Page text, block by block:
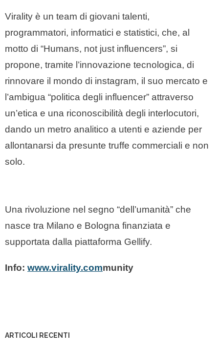
Virality è un team di giovani talenti,
programmatori, informatici e statistici, che, al
motto di “Humans, not just influencers”, si
propone, tramite l’innovazione tecnologica, di
rinnovare il mondo di instagram, il suo mercato e
l’ambigua “politica degli influencer” attraverso
un’etica e una riconoscibilità degli interlocutori,
dando un metro analitico a utenti e aziende per
allontanarsi da presunte truffe commerciali e non
solo.
Una rivoluzione nel segno “dell’umanità” che
nasce tra Milano e Bologna finanziata e
supportata dalla piattaforma Gellify.
Info: www.virality.community
ARTICOLI RECENTI